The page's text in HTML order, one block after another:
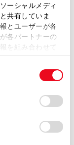
ーシャルメディ
共有していま
とユーザーが各
各パートナーの
を組み合わせて
使用を続行する
されることに同
オプトアウト、
ては、当社の
て
」をご覧くだ